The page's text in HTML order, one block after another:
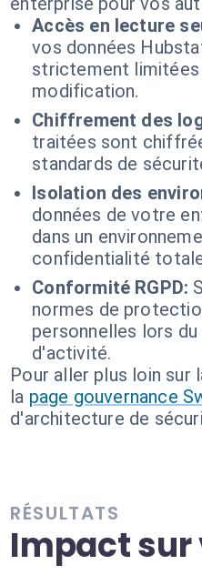
Accès en lecture
vos données
strictement limitées
modification.
Chiffrement des
traitées sont
standards de
Isolation des
données de votre
dans un
confidentialité
Conformité RGPD:
normes de
personnelles lors
d'activité.
Pour aller plus loin
la page gouvernance
d'architecture de
RÉSULTATS
Impact sur